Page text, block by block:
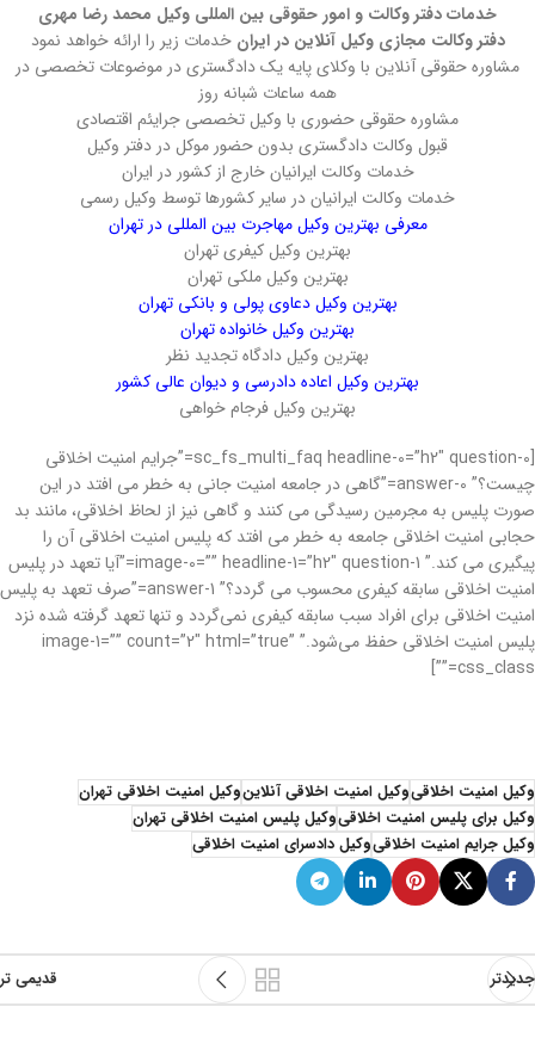
خدمات دفتر وکالت و امور حقوقی بین المللی وکیل محمد رضا مهری
دفتر وکالت مجازی وکیل آنلاین در ایران خدمات زیر را ارائه خواهد نمود
مشاوره حقوقی آنلاین با وکلای پایه یک دادگستری در موضوعات تخصصی در
همه ساعات شبانه روز
مشاوره حقوقی حضوری با وکیل تخصصی جرایئم اقتصادی
قبول وکالت دادگستری بدون حضور موکل در دفتر وکیل
خدمات وکالت ایرانیان خارج از کشور در ایران
خدمات وکالت ایرانیان در سایر کشورها توسط وکیل رسمی
معرفی بهترین وکیل مهاجرت بین المللی در تهران
بهترین وکیل کیفری تهران
بهترین وکیل ملکی تهران
بهترین وکیل دعاوی پولی و بانکی تهران
بهترین وکیل خانواده تهران
بهترین وکیل دادگاه تجدید نظر
بهترین وکیل اعاده دادرسی و دیوان عالی کشور
بهترین وکیل فرجام خواهی
[sc_fs_multi_faq headline-0=”h2″ question-0=”جرایم امنیت اخلاقی
چیست؟” answer-0=”گاهی در جامعه امنیت جانی به خطر می افتد در این
صورت پلیس به مجرمین رسیدگی می کنند و گاهی نیز از لحاظ اخلاقی، مانند بد
حجابی امنیت اخلاقی جامعه به خطر می افتد که پلیس امنیت اخلاقی آن را
پیگیری می کند.” image-0=”” headline-1=”h2″ question-1=”آیا تعهد در پلیس
امنیت اخلاقی سابقه کیفری محسوب می گردد؟” answer-1=”صرف تعهد به پلیس
امنیت اخلاقی برای افراد سبب سابقه کیفری نمی‌گردد و تنها تعهد گرفته شده نزد
پلیس امنیت اخلاقی حفظ می‌شود.” image-1=”” count=”2″ html=”true”
css_class=””]
وکیل امنیت اخلاقیوکیل امنیت اخلاقی آنلاینوکیل امنیت اخلاقی تهران
وکیل برای پلیس امنیت اخلاقیوکیل پلیس امنیت اخلاقی تهران
وکیل جرایم امنیت اخلاقیوکیل دادسرای امنیت اخلاقی
جدیدتر قدیمی تر